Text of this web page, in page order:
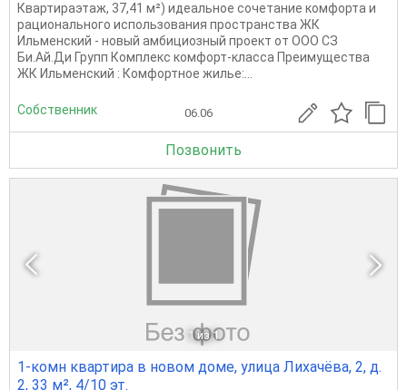
Квартираэтаж, 37,41 м²) идеальное сочетание комфорта и
рационального использования пространства ЖК
Ильменский - новый амбициозный проект от ООО СЗ
Би.Ай.Ди Групп Комплекс комфорт-класса Преимущества
ЖК Ильменский : Комфортное жилье:...
Собственник 06.06
Позвонить
1 из 1
1-комн квартира в новом доме, улица Лихачёва, 2, д.
2, 33 м², 4/10 эт.